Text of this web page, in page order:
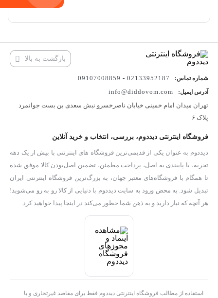
بازگشت به بالا
شماره تماس: 02133952187 - 09107008859
آدرس ایمیل:
info@diddovom.com
تهران میدان امام خمینی خیابان ناصرخسرو نبش سعدی بن بست جوانمرد
پلاک ۶
فروشگاه اینترنتی دیددوم، بررسی، انتخاب و خرید آنلاین
دیددوم به عنوان یکی از قدیمی‌ترین فروشگاه های اینترنتی با بیش از یک دهه
تجربه، با پایبندی به اصل، پرداخت مطمئن، تضمین اصل‌بودن کالا موفق شده
تا همگام با فروشگاه‌های معتبر جهان، به بزرگ‌ترین فروشگاه اینترنتی ایران
تبدیل شود. به محض ورود به سایت دیددوم با دنیایی از کالا رو به رو می‌شوید!
هر آنچه که نیاز دارید و به ذهن شما خطور می‌کند در اینجا پیدا خواهید کرد.
استفاده از مطالب فروشگاه اینترنتی دیددوم فقط برای مقاصد غیرتجاری و با